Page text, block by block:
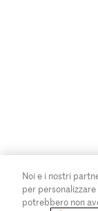
Noi e i nostri
per
potrebbero non